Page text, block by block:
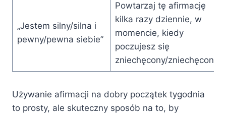
„Jestem silny/silna i
pewny/pewna siebie”
Powtarzaj tę afirmację
kilka razy dziennie, w
momencie, kiedy
poczujesz się
zniechęcony/zniechęcona
Używanie afirmacji na dobry początek tygodnia
to prosty, ale skuteczny sposób na to, by